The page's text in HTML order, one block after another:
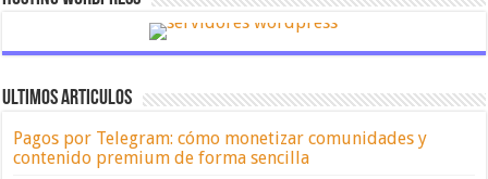
ULTIMOS ARTICULOS
Pagos por Telegram: cómo monetizar comunidades y
contenido premium de forma sencilla